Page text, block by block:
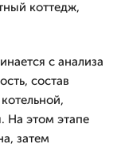
коттедж,
с анализа
состав
На этом этапе
затем